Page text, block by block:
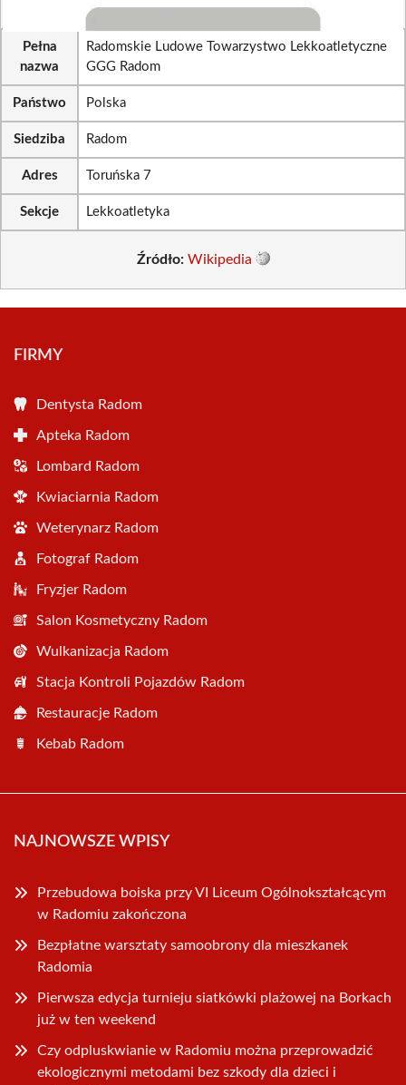
Pełna
nazwa
Radomskie Ludowe Towarzystwo Lekkoatletyczne
GGG Radom
Państwo Polska
Siedziba Radom
Adres Toruńska 7
Sekcje Lekkoatletyka
Źródło: Wikipedia
FIRMY
Dentysta Radom
Apteka Radom
Lombard Radom
Kwiaciarnia Radom
Weterynarz Radom
Fotograf Radom
Fryzjer Radom
Salon Kosmetyczny Radom
Wulkanizacja Radom
Stacja Kontroli Pojazdów Radom
Restauracje Radom
Kebab Radom
NAJNOWSZE WPISY
Przebudowa boiska przy VI Liceum Ogólnokształcącym
w Radomiu zakończona
Bezpłatne warsztaty samoobrony dla mieszkanek
Radomia
Pierwsza edycja turnieju siatkówki plażowej na Borkach
już w ten weekend
Czy odpluskwianie w Radomiu można przeprowadzić
ekologicznymi metodami bez szkody dla dzieci i